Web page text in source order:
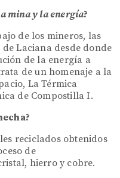
mina y la energía?
de los mineros, las
Laciana desde donde
de la energía a
de un homenaje a la
La Térmica
de Compostilla I.
reciclados obtenidos
de
hierro y cobre.